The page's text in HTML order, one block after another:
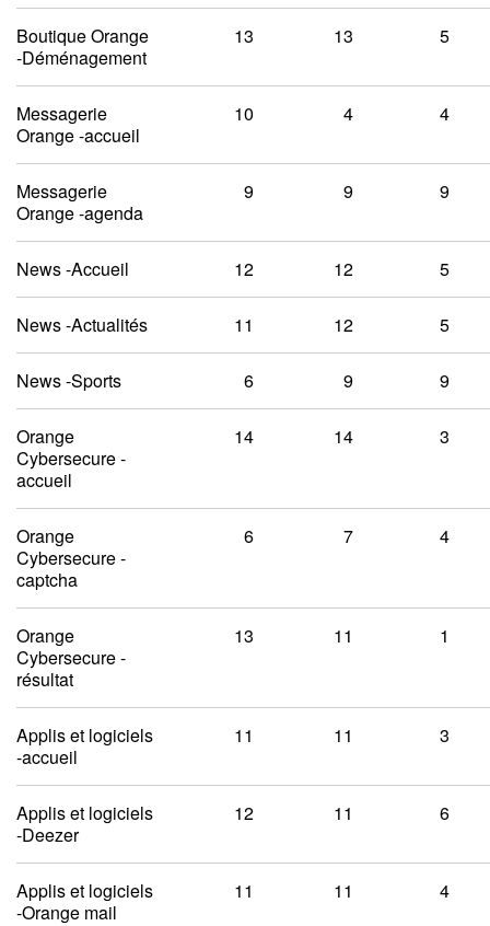
Boutique Orange
-Déménagement
13 13 5
Messagerie
Orange -accueil
10 4 4
Messagerie
Orange -agenda
9 9 9
News -Accueil 12 12 5
News -Actualités 11 12 5
News -Sports 6 9 9
Orange
Cybersecure -
accueil
14 14 3
Orange
Cybersecure -
captcha
6 7 4
Orange
Cybersecure -
résultat
13 11 1
Applis et logiciels
-accueil
11 11 3
Applis et logiciels
-Deezer
12 11 6
Applis et logiciels
-Orange mail
11 11 4